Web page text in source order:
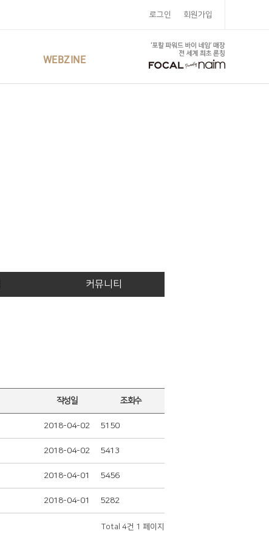
로그인 회원가입
WEBZINE
커뮤니티
작성일 조회수
2018-04-02 5150
2018-04-02 5413
2018-04-01 5456
2018-04-01 5282
Total 4건 1 페이지